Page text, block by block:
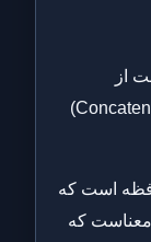
از
(Concatenation operators)
است که
معناست که